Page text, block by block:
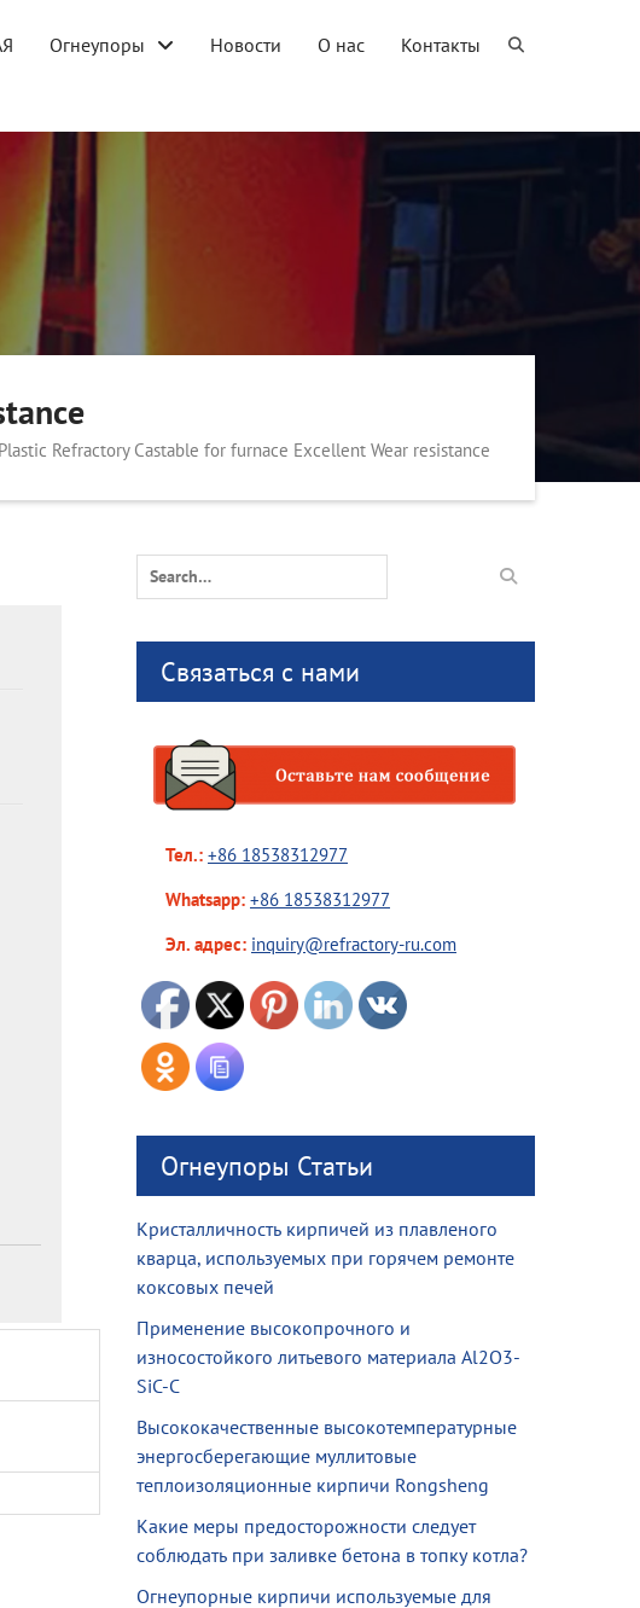
Огнеупоры Новости О нас Контакты
Plastic Refractory Castable for furnace Excellent Wear resistance
Search
for:
Связаться с нами
Тел.: +86 18538312977
Whatsapp: +86 18538312977
Эл. адрес: inquiry@refractory-ru.com
Огнеупоры Статьи
Кристалличность кирпичей из плавленого
кварца, используемых при горячем ремонте
коксовых печей
Применение высокопрочного и
износостойкого литьевого материала Al2O3-
SiC-C
Высококачественные высокотемпературные
энергосберегающие муллитовые
теплоизоляционные кирпичи Rongsheng
Какие меры предосторожности следует
соблюдать при заливке бетона в топку котла?
Огнеупорные кирпичи используемые для